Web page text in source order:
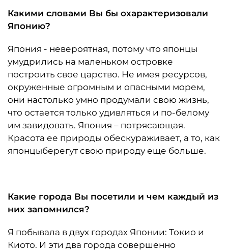
Какими словами Вы бы охарактеризовали
Японию?
Япония - невероятная, потому что японцы
умудрились на маленьком островке
построить свое царство. Не имея ресурсов,
окруженные огромным и опасными морем,
они настолько умно продумали свою жизнь,
что остается только удивляться и по-белому
им завидовать. Япония – потрясающая.
Красота ее природы обескураживает, а то, как
японцыберегут свою природу еще больше.
Какие города Вы посетили и чем каждый из
них запомнился?
Я побывала в двух городах Японии: Токио и
Киото. И эти два города совершенно